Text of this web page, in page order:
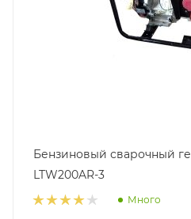
Бензиновый сварочный
LTW200AR-3
Много